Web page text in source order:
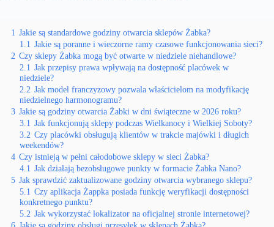
1 Jakie są standardowe godziny otwarcia sklepów Żabka?
1.1 Jakie są poranne i wieczorne ramy czasowe funkcjonowania sieci?
2 Czy sklepy Żabka mogą być otwarte w niedziele niehandlowe?
2.1 Jak przepisy prawa wpływają na dostępność placówek w
niedziele?
2.2 Jak model franczyzowy pozwala właścicielom na modyfikację
niedzielnego harmonogramu?
3 Jakie są godziny otwarcia Żabki w dni świąteczne w 2026 roku?
3.1 Jak funkcjonują sklepy podczas Wielkanocy i Wielkiej Soboty?
3.2 Czy placówki obsługują klientów w trakcie majówki i długich
weekendów?
4 Czy istnieją w pełni całodobowe sklepy w sieci Żabka?
4.1 Jak działają bezobsługowe punkty w formacie Żabka Nano?
5 Jak sprawdzić zaktualizowane godziny otwarcia wybranego sklepu?
5.1 Czy aplikacja Żappka posiada funkcję weryfikacji dostępności
konkretnego punktu?
5.2 Jak wykorzystać lokalizator na oficjalnej stronie internetowej?